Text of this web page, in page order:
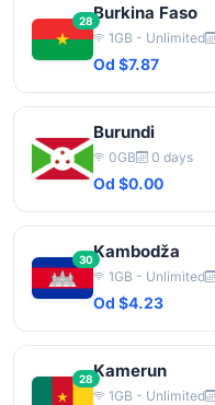
28Burkina Faso
1GB - Unlimited
Od $7.87
Burundi
0GB 0 days
Od $0.00
30Kambodža
1GB - Unlimited
Od $4.23
28Kamerun
1GB - Unlimited